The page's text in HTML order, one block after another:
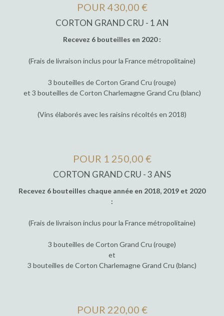
POUR 430,00 €
CORTON GRAND CRU - 1 AN
Recevez 6 bouteilles en 2020 :
(Frais de livraison inclus pour la France métropolitaine)
3 bouteilles de Corton Grand Cru (rouge)
et 3 bouteilles de Corton Charlemagne Grand Cru (blanc)
(Vins élaborés avec les raisins récoltés en 2018)
POUR 1 250,00 €
CORTON GRAND CRU - 3 ANS
Recevez 6 bouteilles chaque année en 2018, 2019 et 2020
:
(Frais de livraison inclus pour la France métropolitaine)
3 bouteilles de Corton Grand Cru (rouge)
et
3 bouteilles de Corton Charlemagne Grand Cru (blanc)
POUR 220,00 €